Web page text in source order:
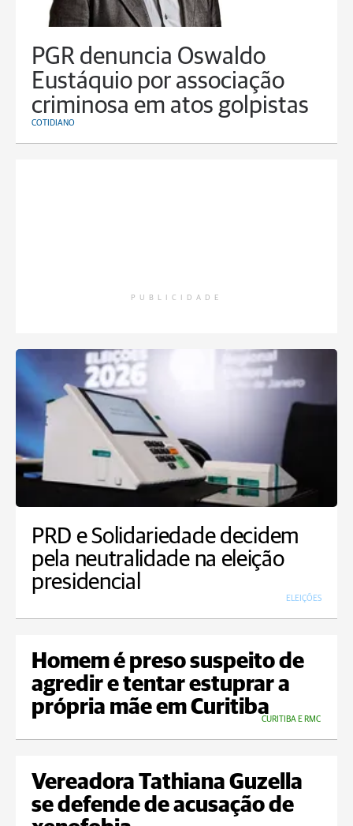
PGR denuncia Oswaldo
Eustáquio por associação
criminosa em atos golpistas
COTIDIANO
PUBLICIDADE
PRD e Solidariedade decidem
pela neutralidade na eleição
presidencial
ELEIÇÕES
Homem é preso suspeito de
agredir e tentar estuprar a
própria mãe em Curitiba
CURITIBA E RMC
Vereadora Tathiana Guzella
se defende de acusação de